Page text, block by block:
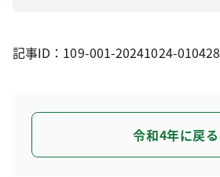
記事ID：109-001-20241024-010428
令和4年に戻る